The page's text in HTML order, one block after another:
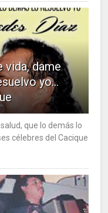
vida, dame
yo…
que lo demás lo
célebres del Cacique